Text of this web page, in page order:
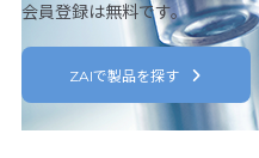
会員登録は無料です。
ZAIで製品を探す